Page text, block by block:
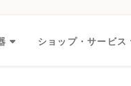
ショップ・サービス